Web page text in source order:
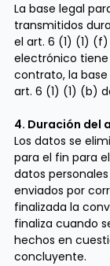
La base legal
transmitidos
el art. 6 (1) (1)
electrónico
contrato, la
art. 6 (1) (1) (b)
4. Duración del
Los datos se
para el fin para
datos
enviados por
finalizada la
finaliza cuando
hechos en
concluyente.